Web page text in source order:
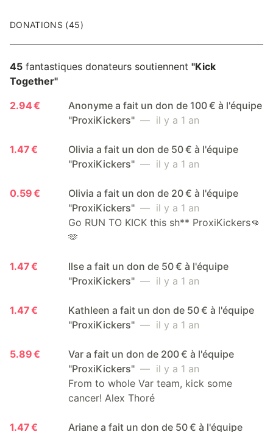
DONATIONS (45)
45 fantastiques donateurs soutiennent "Kick
Together"
2.94 €
Anonyme a fait un don de 100 € à l'équipe
"ProxiKickers" — il y a 1 an
1.47 €
Olivia a fait un don de 50 € à l'équipe
"ProxiKickers" — il y a 1 an
0.59 €
Olivia a fait un don de 20 € à l'équipe
"ProxiKickers" — il y a 1 an
Go RUN TO KICK this sh** ProxiKickers👊
🫶
1.47 €
Ilse a fait un don de 50 € à l'équipe
"ProxiKickers" — il y a 1 an
1.47 €
Kathleen a fait un don de 50 € à l'équipe
"ProxiKickers" — il y a 1 an
5.89 €
Var a fait un don de 200 € à l'équipe
"ProxiKickers" — il y a 1 an
From to whole Var team, kick some
cancer! Alex Thoré
1.47 € Ariane a fait un don de 50 € à l'équipe